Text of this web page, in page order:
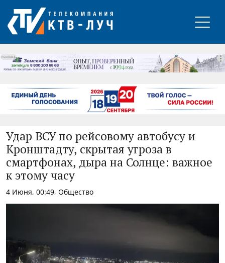
РЕКЛАМА
Удар ВСУ по рейсовому автобусу и
Кронштадту, скрытая угроза в
смартфонах, дыра на Солнце: важное
к этому часу
4 Июня, 00:49, Общество